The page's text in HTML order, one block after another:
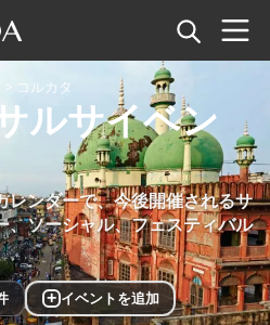
> コルカタ
ルサイベン
レンダーで、今後開催されるサ
、ソーシャル、フェスティバル
+ イベントを追加